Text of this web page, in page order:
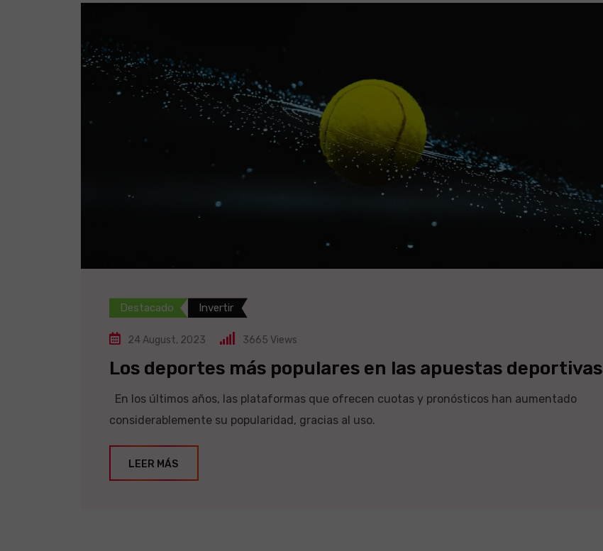
Destacado Invertir
24 August, 2023 3665 Views
Los deportes más populares en las apuestas deportivas
En los últimos años, las plataformas que ofrecen cuotas y pronósticos han aumentado
considerablemente su popularidad, gracias al uso.
LEER MÁS